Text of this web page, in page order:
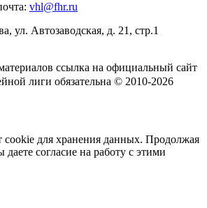
vhl@fhr.ru
ул. Автозаводская, д. 21, стр.1
ссылка на официальный сайт
лиги обязательна © 2010-2026
cookie для хранения данных. Продолжая
даете согласие на работу с этими